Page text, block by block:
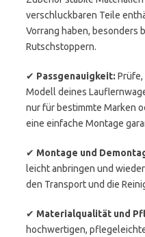
verschluckbaren Teile
Vorrang haben, besonders
Rutschstoppern.
✔ Passgenauigkeit:
Modell deines
nur für bestimmte Marken
eine einfache Montage
✔ Montage und
leicht anbringen und
den Transport und die
✔ Materialqualität und
hochwertigen,